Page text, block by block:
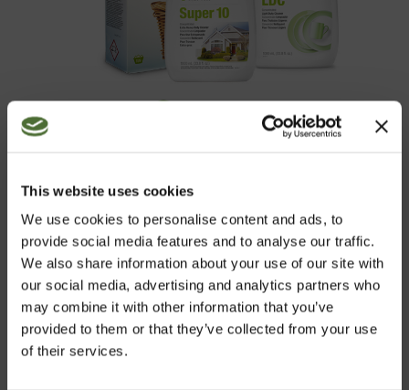
This website uses cookies
We use cookies to personalise content and ads, to
provide social media features and to analyse our traffic.
We also share information about your use of our site with
our social media, advertising and analytics partners who
may combine it with other information that you’ve
provided to them or that they’ve collected from your use
of their services.
BLI KUND HOS OSS
I vår webbshop väljer du produkter från vårt breda
sortiment av produkter med riktigt hög kvalitet,
bekvämt och enkelt.